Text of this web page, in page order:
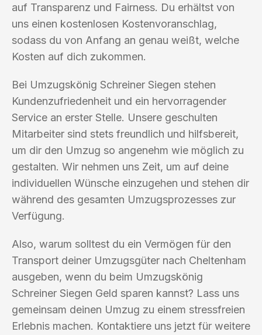
auf Transparenz und Fairness. Du erhältst von
uns einen kostenlosen Kostenvoranschlag,
sodass du von Anfang an genau weißt, welche
Kosten auf dich zukommen.
Bei Umzugskönig Schreiner Siegen stehen
Kundenzufriedenheit und ein hervorragender
Service an erster Stelle. Unsere geschulten
Mitarbeiter sind stets freundlich und hilfsbereit,
um dir den Umzug so angenehm wie möglich zu
gestalten. Wir nehmen uns Zeit, um auf deine
individuellen Wünsche einzugehen und stehen dir
während des gesamten Umzugsprozesses zur
Verfügung.
Also, warum solltest du ein Vermögen für den
Transport deiner Umzugsgüter nach Cheltenham
ausgeben, wenn du beim Umzugskönig
Schreiner Siegen Geld sparen kannst? Lass uns
gemeinsam deinen Umzug zu einem stressfreien
Erlebnis machen. Kontaktiere uns jetzt für weitere